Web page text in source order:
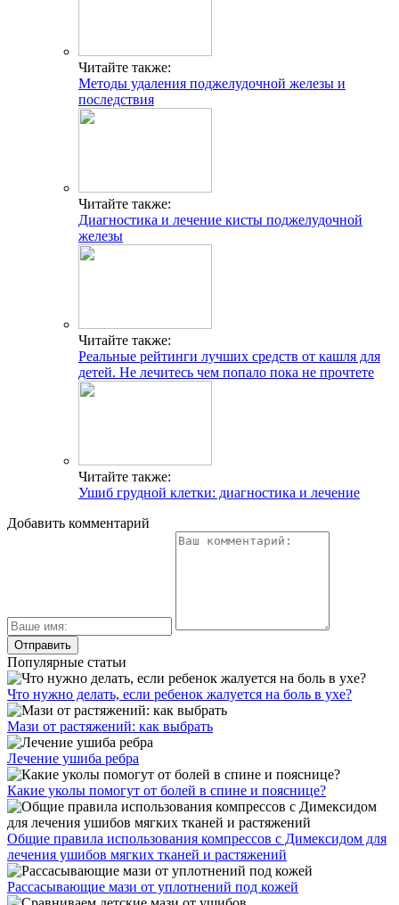
Читайте также:
Методы удаления поджелудочной железы и
последствия
Читайте также:
Диагностика и лечение кисты поджелудочной
железы
Читайте также:
Реальные рейтинги лучших средств от кашля для
детей. Не лечитесь чем попало пока не прочтете
Читайте также:
Ушиб грудной клетки: диагностика и лечение
Добавить комментарий
Популярные статьи
Что нужно делать, если ребенок жалуется на боль в ухе?
Мази от растяжений: как выбрать
Лечение ушиба ребра
Какие уколы помогут от болей в спине и пояснице?
Общие правила использования компрессов с Димексидом для
лечения ушибов мягких тканей и растяжений
Рассасывающие мази от уплотнений под кожей